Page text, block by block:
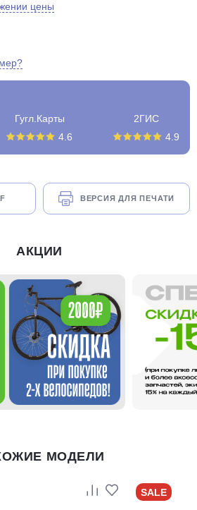
цены
Гугл.Карты
4.6
2ГИС
4.9
ВЕРСИЯ ДЛЯ ПЕЧАТИ
АКЦИИ
МОДЕЛИ
SALE